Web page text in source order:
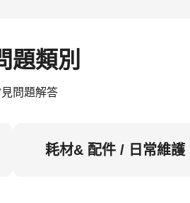
題類別
問題解答
耗材& 配件 / 日常維護